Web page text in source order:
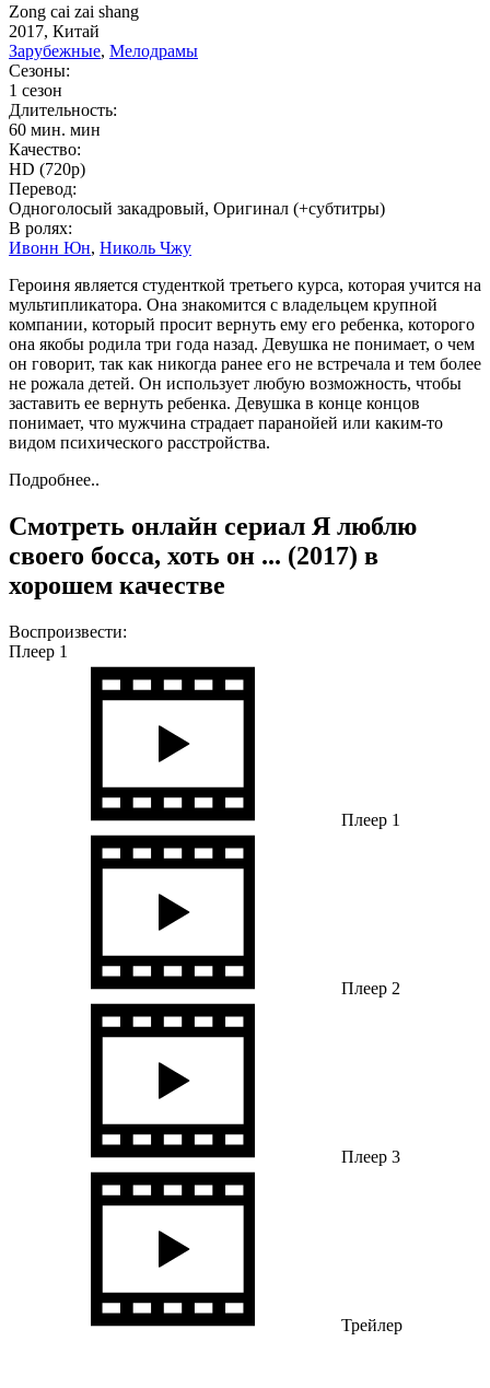
Zong cai zai shang
2017, Китай
Зарубежные, Мелодрамы
Сезоны:
1 сезон
Длительность:
60 мин. мин
Качество:
HD (720p)
Перевод:
Одноголосый закадровый, Оригинал (+субтитры)
В ролях:
Ивонн Юн, Николь Чжу
Героиня является студенткой третьего курса, которая учится на
мультипликатора. Она знакомится с владельцем крупной
компании, который просит вернуть ему его ребенка, которого
она якобы родила три года назад. Девушка не понимает, о чем
он говорит, так как никогда ранее его не встречала и тем более
не рожала детей. Он использует любую возможность, чтобы
заставить ее вернуть ребенка. Девушка в конце концов
понимает, что мужчина страдает паранойей или каким-то
видом психического расстройства.
Подробнее..
Смотреть онлайн сериал Я люблю
своего босса, хоть он ... (2017) в
хорошем качестве
Воспроизвести:
Плеер 1
Плеер 1
Плеер 2
Плеер 3
Трейлер